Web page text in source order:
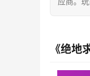
《绝地